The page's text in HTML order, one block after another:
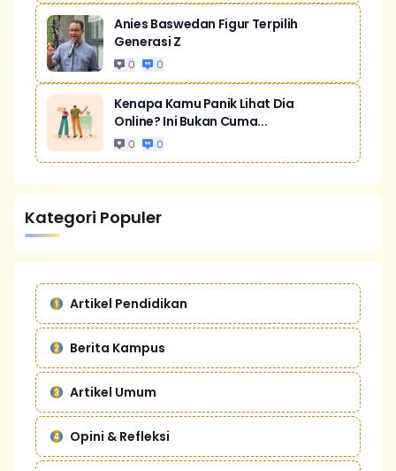
Anies Baswedan Figur Terpilih
Generasi Z
0 0
Kenapa Kamu Panik Lihat Dia
Online? Ini Bukan Cuma...
0 0
Kategori Populer
Artikel Pendidikan
Berita Kampus
Artikel Umum
Opini & Refleksi